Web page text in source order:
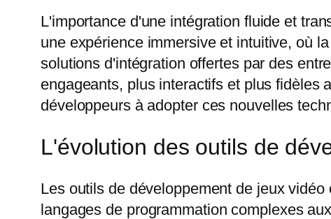
L'importance d'une intégration fluide et
une expérience immersive et intuitive, où
solutions d'intégration offertes par des
engageants, plus interactifs et plus fidèles
développeurs à adopter ces nouvelles
L'évolution des outils de
Les outils de développement de jeux
langages de programmation complexes